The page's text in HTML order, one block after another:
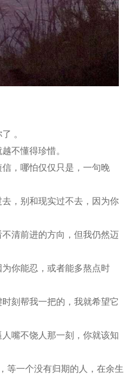
。
不懂得珍惜。
，哪怕仅仅只是，一句晚
，别和现实过不去，因为你
清前进的方向，但我仍然迈
你能忍，或者能多熬点时
刻帮我一把的，我就希望它
嘴不饶人那一刻，你就该知
等一个没有归期的人，在余生